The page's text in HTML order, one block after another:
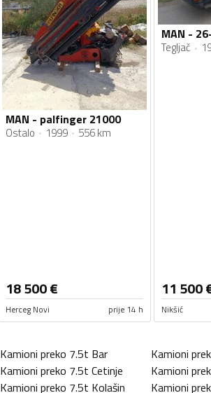
MAN - palfinger 21000
Ostalo 1999 556 km
18 500€
Herceg Novi prije 14 h
MAN -
Tegljač
11 500
Nikšić
Kamioni preko 7.5t Bar Kamioni
Kamioni preko 7.5t Cetinje Kamioni
Kamioni preko 7.5t Kolašin Kamioni